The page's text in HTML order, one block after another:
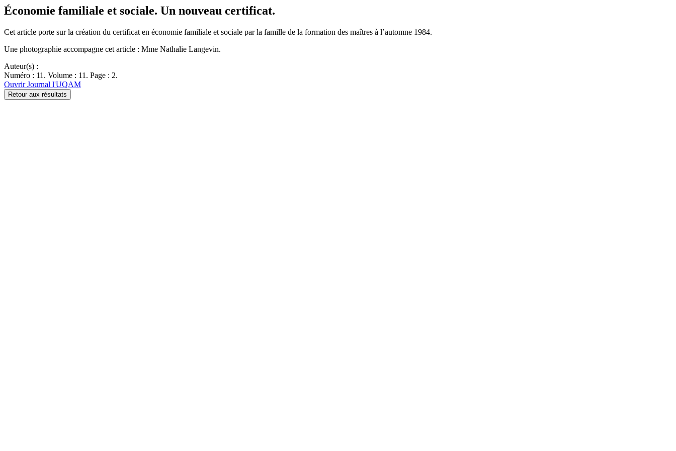
Économie familiale et sociale. Un nouveau certificat.
Cet article porte sur la création du certificat en économie familiale et sociale par la famille de la formation des maîtres à l’automne 1984.
Une photographie accompagne cet article : Mme Nathalie Langevin.
Auteur(s) :
Numéro : 11. Volume : 11. Page : 2.
Ouvrir Journal l'UQAM
Retour aux résultats